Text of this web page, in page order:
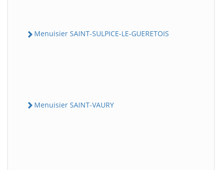
Menuisier SAINT-SULPICE-LE-GUERETOIS
Menuisier SAINT-VAURY